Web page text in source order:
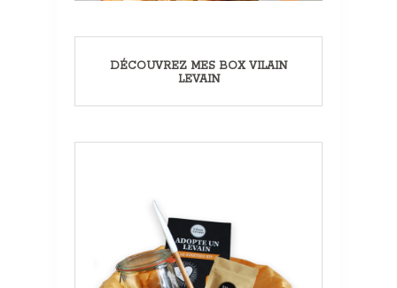
DÉCOUVREZ MES BOX VILAIN
LEVAIN